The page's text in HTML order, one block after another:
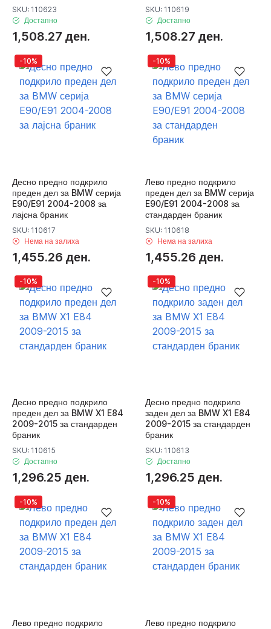
SKU: 110623
Достапно
1,508.27 ден.
SKU: 110619
Достапно
1,508.27 ден.
-10%
Десно предно подкрило
преден дел за BMW серија
E90/E91 2004-2008 за
лајсна браник
SKU: 110617
Нема на залиха
1,455.26 ден.
-10%
Лево предно подкрило
преден дел за BMW серија
E90/E91 2004-2008 за
стандарден браник
SKU: 110618
Нема на залиха
1,455.26 ден.
-10%
Десно предно подкрило
преден дел за BMW X1 E84
2009-2015 за стандарден
браник
SKU: 110615
Достапно
1,296.25 ден.
-10%
Десно предно подкрило
заден дел за BMW X1 E84
2009-2015 за стандарден
браник
SKU: 110613
Достапно
1,296.25 ден.
-10%
Лево предно подкрило
-10%
Лево предно подкрило